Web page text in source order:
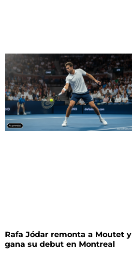
Rafa Jódar remonta a Moutet y
gana su debut en Montreal